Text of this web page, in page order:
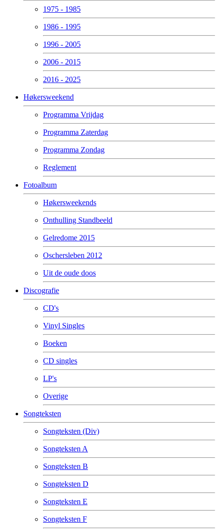
1975 - 1985
1986 - 1995
1996 - 2005
2006 - 2015
2016 - 2025
Høkersweekend
Programma Vrijdag
Programma Zaterdag
Programma Zondag
Reglement
Fotoalbum
Høkersweekends
Onthulling Standbeeld
Gelredome 2015
Oschersleben 2012
Uit de oude doos
Discografie
CD's
Vinyl Singles
Boeken
CD singles
LP's
Overige
Songteksten
Songteksten (Div)
Songteksten A
Songteksten B
Songteksten D
Songteksten E
Songteksten F